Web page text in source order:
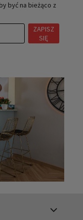
być na bieżąco z
ZAPISZ
SIĘ